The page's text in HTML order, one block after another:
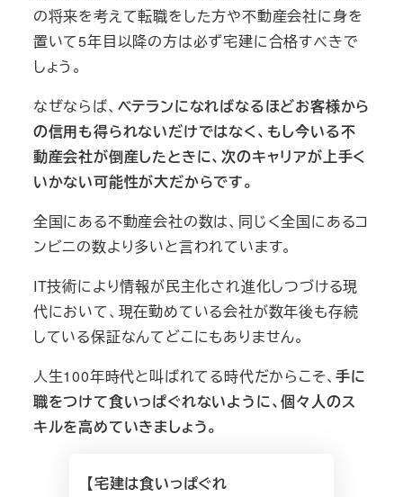
の将来を考えて転職をした方や不動産会社に身を
置いて5年目以降の方は必ず宅建に合格すべきで
しょう。
なぜならば、 ベテランになればなるほどお客様から
の信用も得られないだけではなく、もし今いる不
動産会社が倒産したときに、次のキャリアが上手く
いかない可能性が大だからです。
全国にある不動産会社の数は、同じく全国にあるコ
ンビニの数より多いと言われています。
IT技術により情報が民主化され進化しつづける現
代において、現在勤めている会社が数年後も存続
している保証なんてどこにもありません。
人生100年時代と叫ばれてる時代だからこそ、手に
職をつけて食いっぱぐれないように、個々人のス
キルを高めていきましょう。
【宅建は食いっぱぐれ